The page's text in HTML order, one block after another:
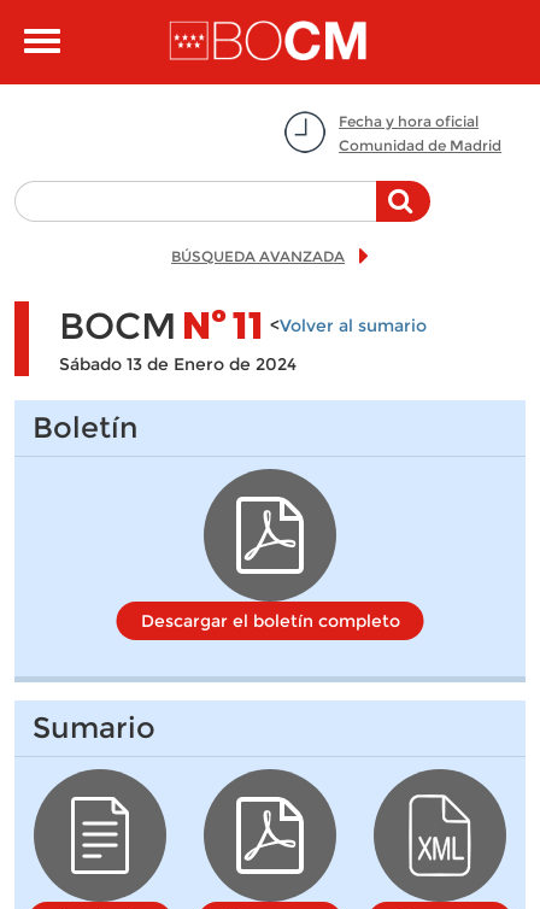
Toggle
Fecha y hora oficial
Comunidad de Madrid
BÚSQUEDA AVANZADA
BOCM Nº11 <Volver al sumario
Sábado 13 de Enero de 2024
Boletín
Descargar el boletín completo
Sumario